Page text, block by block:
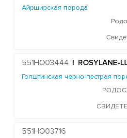
FARNEAR DELTA DENSTONE-
MR RUBICON DYNASTY-ET
DELICIOUS CHARL HARDBALL-
WINSTAR CRIM MERVEN-ET
MR RUBI-AGRONAUT 73287-ET
Айрширская порода
551HO03444 | ROSYLANE-
Голштинская черно-пестрая
551HO03716